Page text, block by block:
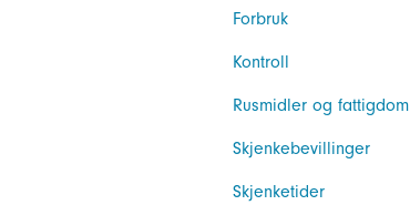
Forbruk
Kontroll
Rusmidler og fattigdom
Skjenkebevillinger
Skjenketider